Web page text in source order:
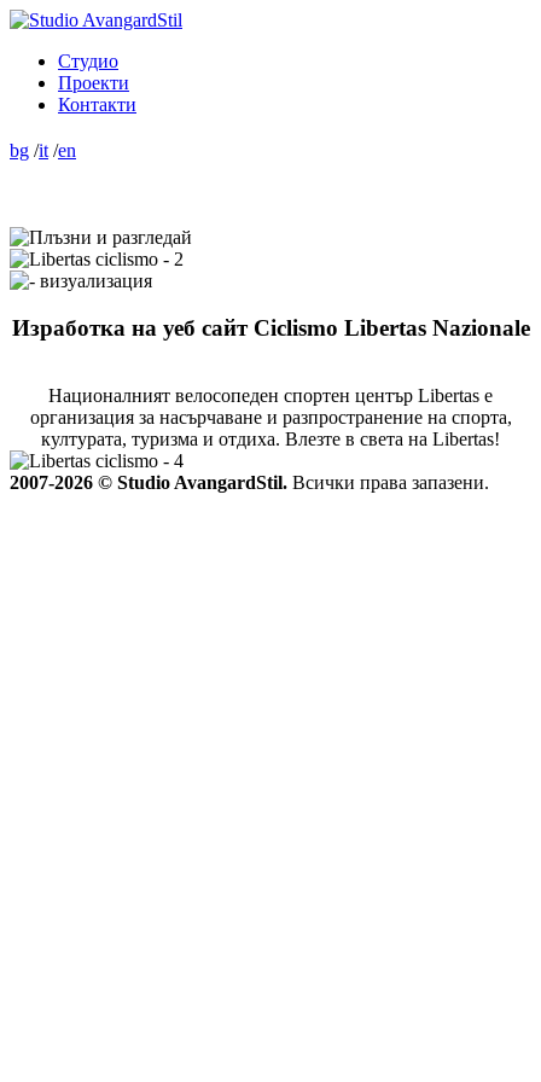
Студио
Проекти
Контакти
bg /it /en
Изработка на уеб сайт Ciclismo Libertas Nazionale
Националният велосопеден спортен център Libertas е
организация за насърчаване и разпространение на спорта,
културата, туризма и отдиха. Влезте в света на Libertas!
2007-2026 © Studio AvangardStil. Всички права запазени.